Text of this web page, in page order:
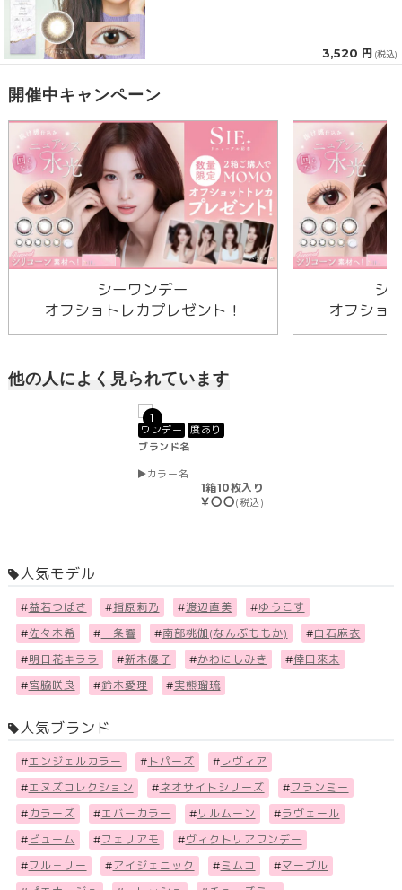
3,520 円 (税込)
開催中キャンペーン
シーワンデー
オフショトレカプレゼント！
シ
オフショ
他の人によく見られています
1
ワンデー
度あり
ブランド名
カラー名
1箱10枚入り
￥〇〇(税込)
人気モデル
#益若つばさ #指原莉乃 #渡辺直美 #ゆうこす
#佐々木希 #一条響 #南部桃伽(なんぶももか) #白石麻衣
#明日花キララ #新木優子 #かわにしみき #倖田來未
#宮脇咲良 #鈴木愛理 #実熊瑠琉
人気ブランド
#エンジェルカラー # トパーズ # レヴィア
#エヌズコレクション #ネオサイトシリーズ #フランミー
# カラーズ #エバーカラー # リルムーン #ラヴェール
# ビューム #フェリアモ #ヴィクトリアワンデー
#フル－リー #アイジェニック #ミムコ #マーブル